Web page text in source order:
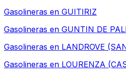
Gasolineras en GUITIRIZ
Gasolineras en GUNTIN DE
Gasolineras en LANDROVE
Gasolineras en LOURENZA